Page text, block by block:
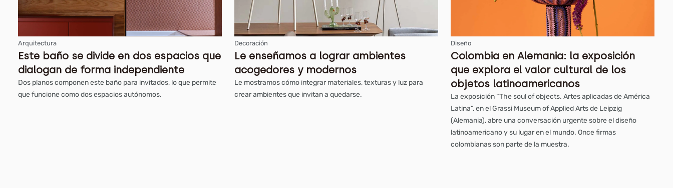
Arquitectura
Este baño se divide en dos espacios que
dialogan de forma independiente
Dos planos componen este baño para invitados, lo que permite
que funcione como dos espacios autónomos.
Decoración
Le enseñamos a lograr ambientes
acogedores y modernos
Le mostramos cómo integrar materiales, texturas y luz para
crear ambientes que invitan a quedarse.
Diseño
Colombia en Alemania: la exposición
que explora el valor cultural de los
objetos latinoamericanos
La exposición “The soul of objects. Artes aplicadas de América
Latina”, en el Grassi Museum of Applied Arts de Leipzig
(Alemania), abre una conversación urgente sobre el diseño
latinoamericano y su lugar en el mundo. Once firmas
colombianas son parte de la muestra.